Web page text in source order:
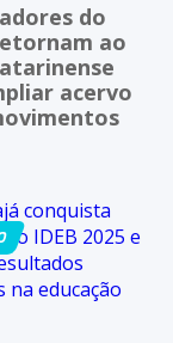
do
ao
acervo